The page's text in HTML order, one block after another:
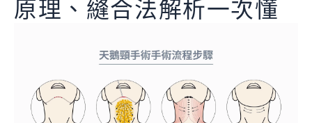
原理、縫合法解析一次懂